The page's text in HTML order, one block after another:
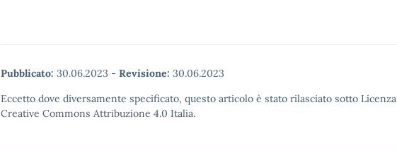
Pubblicato: 30.06.2023 - Revisione: 30.06.2023
Eccetto dove diversamente specificato, questo articolo è stato rilasciato sotto Licenza
Creative Commons Attribuzione 4.0 Italia.